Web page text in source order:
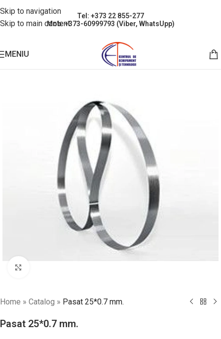
Skip to navigation
Skip to main content
Tel: +373 22 855-277
Mob: +373-60999793 (Viber, WhatsUpp)
MENIU
Home » Catalog » Pasat 25*0.7 mm.
Pasat 25*0.7 mm.